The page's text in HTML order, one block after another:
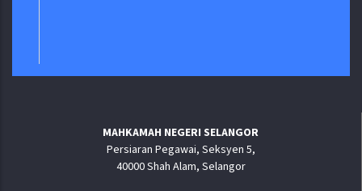
MAHKAMAH NEGERI SELANGOR
Persiaran Pegawai, Seksyen 5,
40000 Shah Alam, Selangor